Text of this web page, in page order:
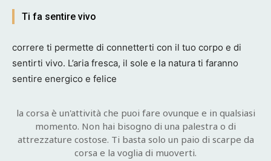
Ti fa sentire vivo
correre ti permette di connetterti con il tuo corpo e di
sentirti vivo. L’aria fresca, il sole e la natura ti faranno
sentire energico e felice
la corsa è un'attività che puoi fare ovunque e in qualsiasi
momento. Non hai bisogno di una palestra o di
attrezzature costose. Ti basta solo un paio di scarpe da
corsa e la voglia di muoverti.